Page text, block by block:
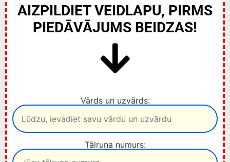
AIZPILDIET VEIDLAPU, PIRMS
PIEDĀVĀJUMS BEIDZAS!
Vārds un uzvārds:
Tālruņa numurs: